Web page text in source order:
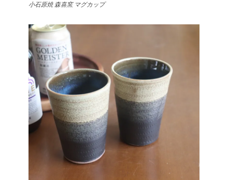
小石原焼 森喜窯 マグカップ